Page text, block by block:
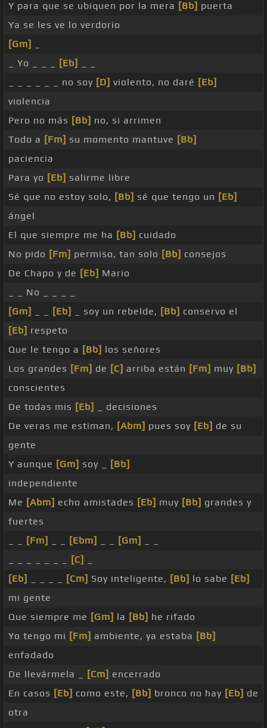
Y para que se ubiquen por la mera [Bb] puerta
Ya se les ve lo verdorio
[Gm]
_ Yo _ _ _
[Eb]
_ _ _ _ _ _ no soy [D] violento, no daré [Eb]
violencia
Pero no más [Bb] no, si arrimen
Todo a [Fm] su momento mantuve [Bb]
paciencia
Para yo [Eb] salirme libre
Sé que no estoy solo, [Bb] sé que tengo un [Eb]
ángel
El que siempre me ha [Bb] cuidado
No pido [Fm] permiso, tan solo [Bb] consejos
De Chapo y de [Eb] Mario
_ _ No _ _ _ _
[Gm]
[Eb] _ soy un rebelde, [Bb] conservo el
[Eb] respeto
Que le tengo a [Bb] los señores
Los grandes [Fm] de [C] arriba están [Fm] muy [Bb]
conscientes
De todas mis [Eb]
_ decisiones
De veras me estiman, [Abm] pues soy [Eb] de su
gente
Y aunque [Gm] soy _
[Bb]
independiente
Me [Abm] echo amistades [Eb] muy [Bb] grandes y
fuertes
[Fm] [Ebm] [Gm]
[C]
[Eb]
[Cm] Soy inteligente, [Bb] lo sabe [Eb]
mi gente
Que siempre me [Gm] la [Bb] he rifado
Yo tengo mi [Fm] ambiente, ya estaba [Bb]
enfadado
De llevármela _
[Cm] encerrado
En casos [Eb] como este, [Bb] bronco no hay [Eb] de
otra